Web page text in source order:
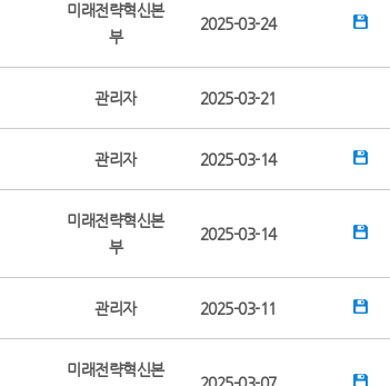
미래전략혁신본
부
2025-03-24
관리자 2025-03-21
관리자 2025-03-14
미래전략혁신본
부
2025-03-14
관리자 2025-03-11
미래전략혁신본